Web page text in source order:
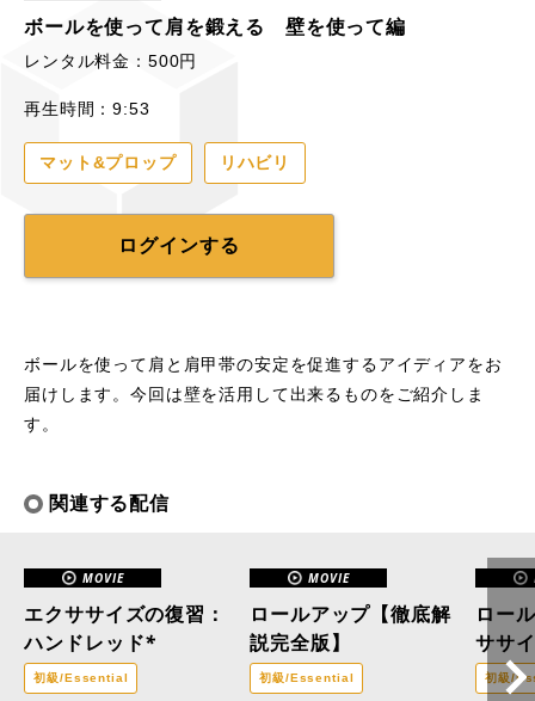
ボールを使って肩を鍛える 壁を使って編
レンタル料金：500円
再生時間：9:53
マット&プロップ リハビリ
ログインする
ボールを使って肩と肩甲帯の安定を促進するアイディアをお
届けします。今回は壁を活用して出来るものをご紹介しま
す。
関連する配信
MOVIE
エクササイズの復習：
ハンドレッド*
初級/Essential
MOVIE
ロールアップ【徹底解
説完全版】
初級/Essential
ロー
ササ
初級/